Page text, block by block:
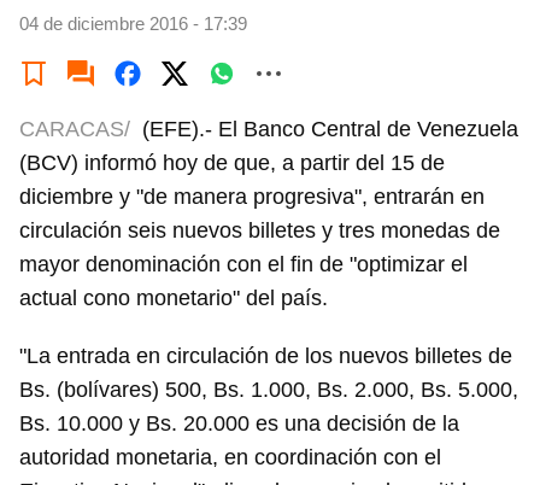
04 de diciembre 2016 - 17:39
CARACAS/ (EFE).- El Banco Central de Venezuela
(BCV) informó hoy de que, a partir del 15 de
diciembre y "de manera progresiva", entrarán en
circulación seis nuevos billetes y tres monedas de
mayor denominación con el fin de "optimizar el
actual cono monetario" del país.
"La entrada en circulación de los nuevos billetes de
Bs. (bolívares) 500, Bs. 1.000, Bs. 2.000, Bs. 5.000,
Bs. 10.000 y Bs. 20.000 es una decisión de la
autoridad monetaria, en coordinación con el